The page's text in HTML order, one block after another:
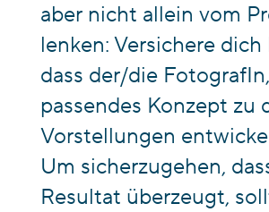
aber nicht allein vom
lenken: Versichere dich
dass der/die
passendes Konzept zu
Vorstellungen
Um sicherzugehen,
Resultat überzeugt,